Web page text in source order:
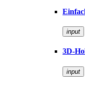
input
3D-
input